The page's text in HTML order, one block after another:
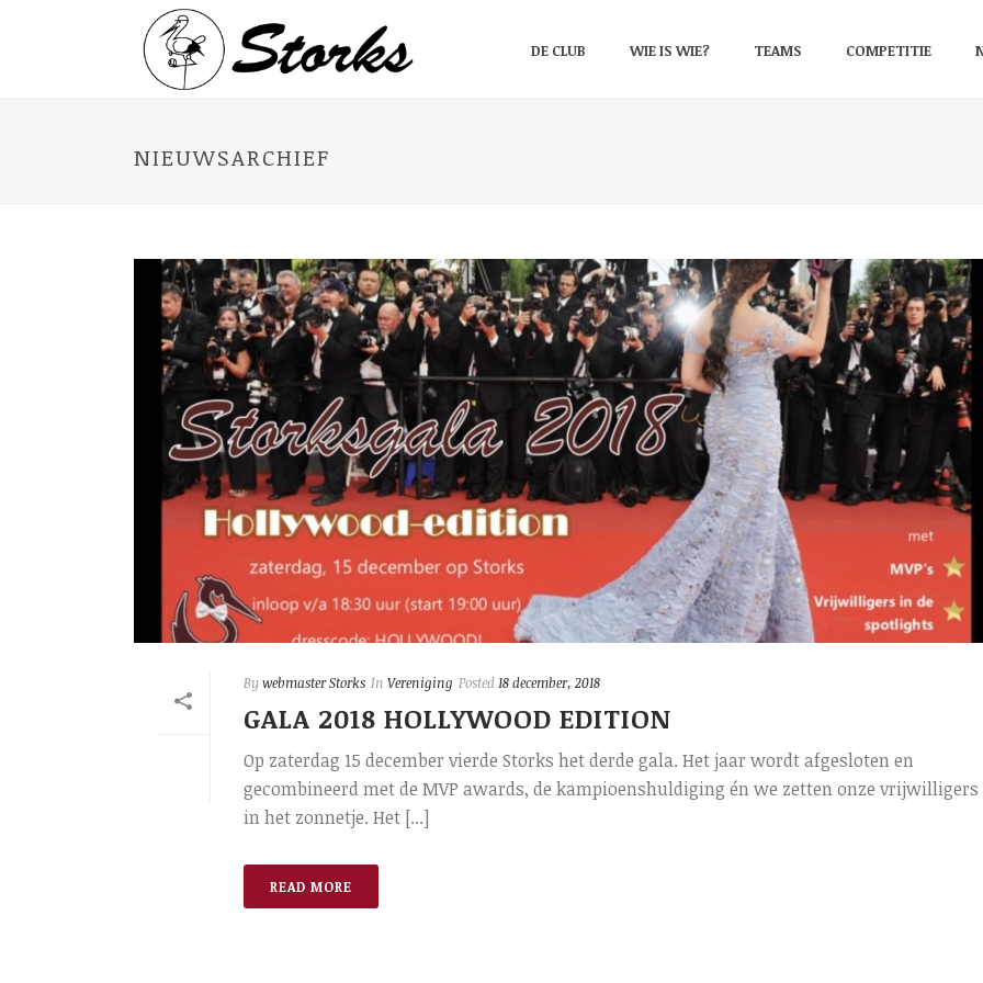
DE CLUB WIE IS WIE? TEAMS COMPETITIE
NIEUWSARCHIEF
Bywebmaster Storks In Vereniging Posted 18 december, 2018
GALA 2018 HOLLYWOOD EDITION
Op zaterdag 15 december vierde Storks het derde gala. Het jaar wordt afgesloten en
gecombineerd met de MVP awards, de kampioenshuldiging én we zetten onze vrijwilligers
in het zonnetje. Het [...]
READ MORE